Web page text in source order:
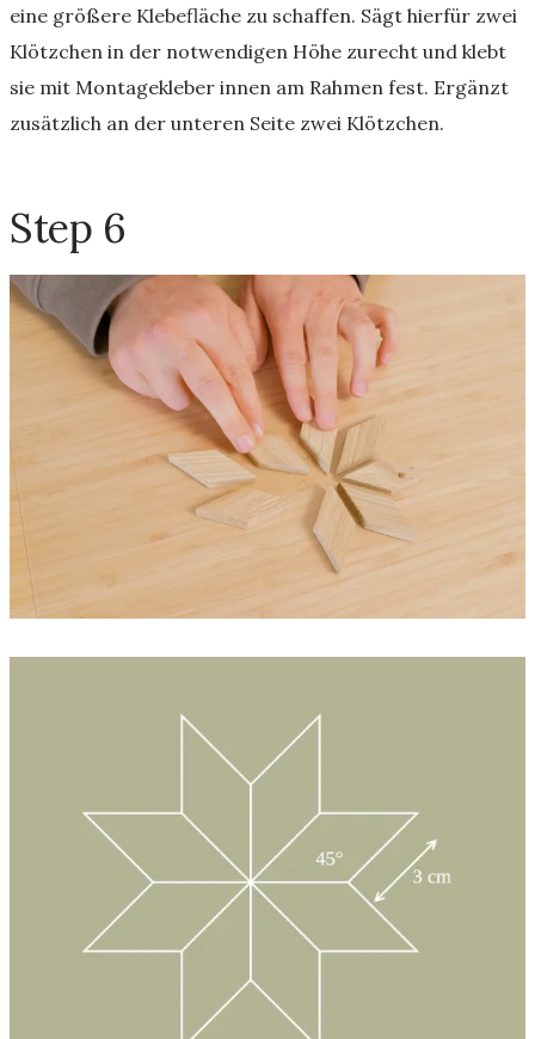
eine größere Klebefläche zu schaffen. Sägt hierfür zwei
Klötzchen in der notwendigen Höhe zurecht und klebt
sie mit Montagekleber innen am Rahmen fest. Ergänzt
zusätzlich an der unteren Seite zwei Klötzchen.
Step 6